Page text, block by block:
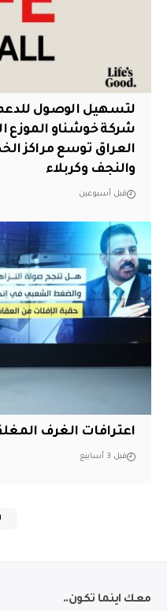
لتسهيل الوصول للدعم
العراق توسع مراكز
والنجف وكربلاء
قبل أسبوعين
اعترافات الغرف
قبل 3 أسابيع
معك اينما تكون..